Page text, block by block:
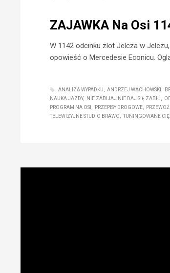
ZAJAWKA Na Osi
W 1142 odcinku zlot Jelcza w
opowieść o Mercedesie Econicu.
ANALIZA WYPADKU ANDRZEJ WACHOWSKI
NAUKA JAZDY
NIE ZABIJAJ NIE DAJ SIĘ ZABIĆ
PROGRAM NA OSI
PRZEPISY DROGOWE
TELEWIZYJNE STUDIO BRAWO
TUNINGOWANE